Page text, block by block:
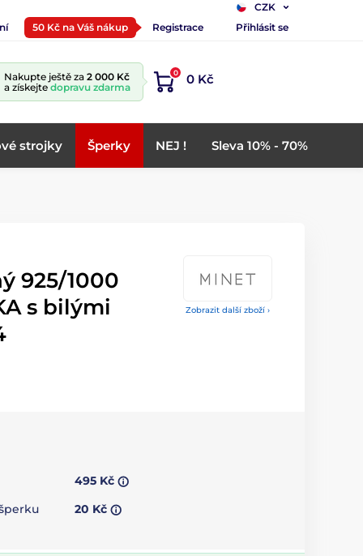
CZK
50 Kč na Váš nákup Registrace Přihlásit se
Nakupte ještě za 2 000 Kč
a získejte dopravu zdarma
0 0 Kč
strojky Šperky NEJ ! Sleva 10% - 70%
Zobrazit další zboží ›
925/1000
s bilými
495 Kč
20 Kč